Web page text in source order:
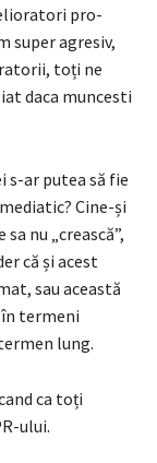
pro-
super agresiv,
toți ne
daca muncesti
ar putea să fie
Cine-și
nu „crească”,
că și acest
sau această
termeni
lung.
ca toți
ului.